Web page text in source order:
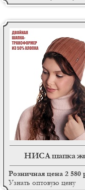
НИСА шапка
Розничная цена 2 580
Узнать оптовую цену